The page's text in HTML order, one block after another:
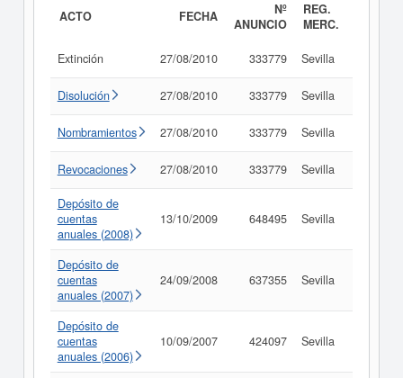
ACTO FECHA
Nº
ANUNCIO
REG.
MERC.
Extinción 27/08/2010 333779 Sevilla
Disolución 27/08/2010 333779 Sevilla
Nombramientos 27/08/2010 333779 Sevilla
Revocaciones 27/08/2010 333779 Sevilla
Depósito de
cuentas
anuales (2008)
13/10/2009 648495 Sevilla
Depósito de
cuentas
anuales (2007)
24/09/2008 637355 Sevilla
Depósito de
cuentas
anuales (2006)
10/09/2007 424097 Sevilla